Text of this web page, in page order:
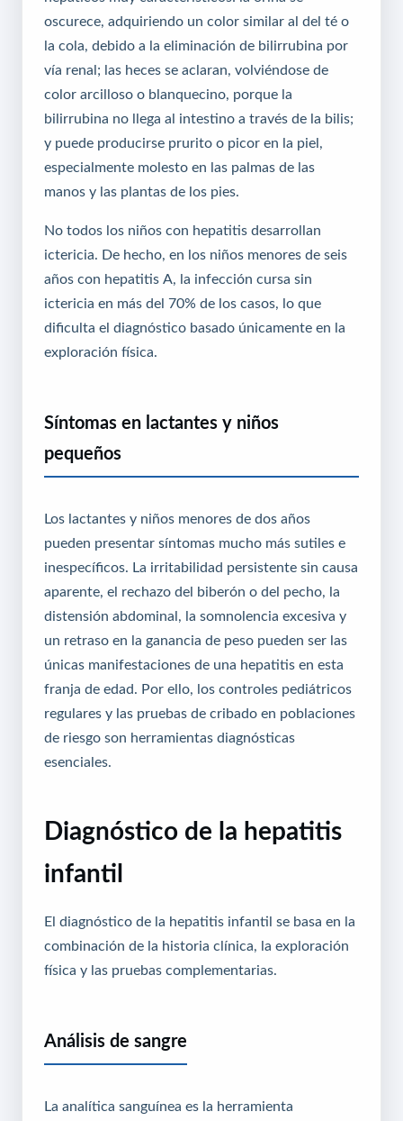
oscurece, adquiriendo un color similar al del té o
la cola, debido a la eliminación de bilirrubina por
vía renal; las heces se aclaran, volviéndose de
color arcilloso o blanquecino, porque la
bilirrubina no llega al intestino a través de la bilis;
y puede producirse prurito o picor en la piel,
especialmente molesto en las palmas de las
manos y las plantas de los pies.
No todos los niños con hepatitis desarrollan
ictericia. De hecho, en los niños menores de seis
años con hepatitis A, la infección cursa sin
ictericia en más del 70% de los casos, lo que
dificulta el diagnóstico basado únicamente en la
exploración física.
Síntomas en lactantes y niños
pequeños
Los lactantes y niños menores de dos años
pueden presentar síntomas mucho más sutiles e
inespecíficos. La irritabilidad persistente sin causa
aparente, el rechazo del biberón o del pecho, la
distensión abdominal, la somnolencia excesiva y
un retraso en la ganancia de peso pueden ser las
únicas manifestaciones de una hepatitis en esta
franja de edad. Por ello, los controles pediátricos
regulares y las pruebas de cribado en poblaciones
de riesgo son herramientas diagnósticas
esenciales.
Diagnóstico de la hepatitis
infantil
El diagnóstico de la hepatitis infantil se basa en la
combinación de la historia clínica, la exploración
física y las pruebas complementarias.
Análisis de sangre
La analítica sanguínea es la herramienta